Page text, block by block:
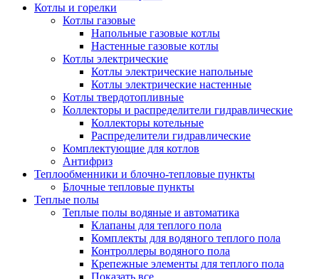
Котлы и горелки
Котлы газовые
Напольные газовые котлы
Настенные газовые котлы
Котлы электрические
Котлы электрические напольные
Котлы электрические настенные
Котлы твердотопливные
Коллекторы и распределители гидравлические
Коллекторы котельные
Распределители гидравлические
Комплектующие для котлов
Антифриз
Теплообменники и блочно-тепловые пункты
Блочные тепловые пункты
Теплые полы
Теплые полы водяные и автоматика
Клапаны для теплого пола
Комплекты для водяного теплого пола
Контроллеры водяного пола
Крепежные элементы для теплого пола
Показать все